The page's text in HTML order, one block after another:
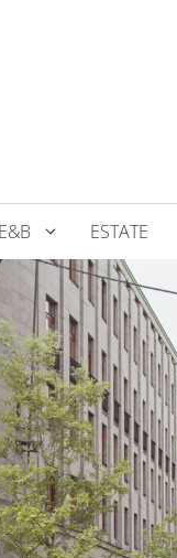
ESTATE